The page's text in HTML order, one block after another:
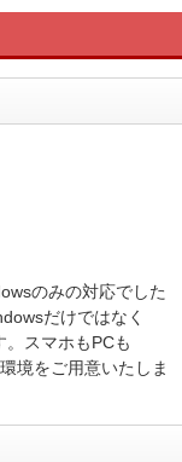
のみの対応でした
だけではなく
スマホもPCも
境をご用意いたしま